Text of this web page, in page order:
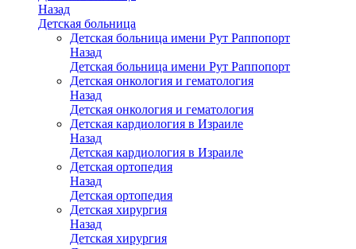
Назад
Детская больница
Детская больница имени Рут Раппопорт
Назад
Детская больница имени Рут Раппопорт
Детская онкология и гематология
Назад
Детская онкология и гематология
Детская кардиология в Израиле
Назад
Детская кардиология в Израиле
Детская ортопедия
Назад
Детская ортопедия
Детская хирургия
Назад
Детская хирургия